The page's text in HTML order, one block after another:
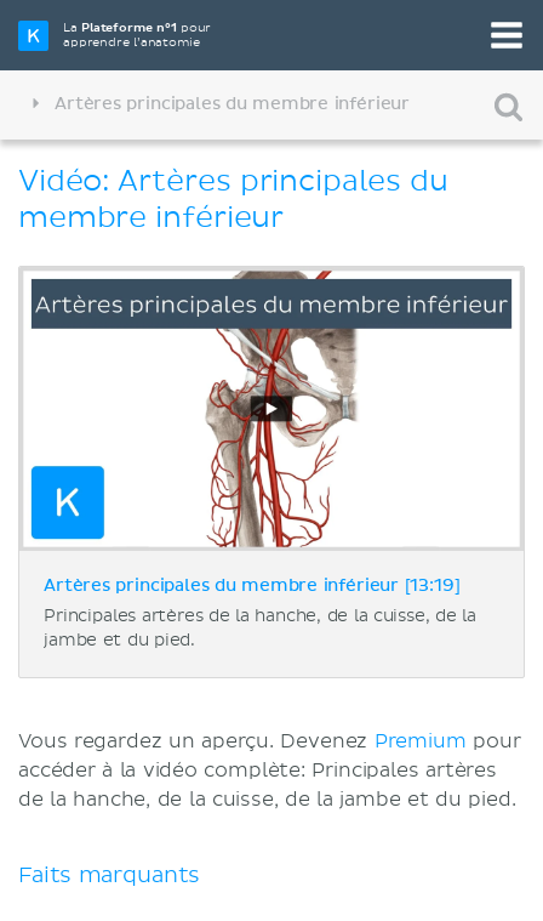
La Plateforme n°1 pour
apprendre l’anatomie
Artères principales du membre inférieur
Vidéo: Artères principales du
membre inférieur
Artères principales du membre inférieur [13:19]
Principales artères de la hanche, de la cuisse, de la
jambe et du pied.
Vous regardez un aperçu. Devenez Premium pour
accéder à la vidéo complète: Principales artères
de la hanche, de la cuisse, de la jambe et du pied.
Faits marquants